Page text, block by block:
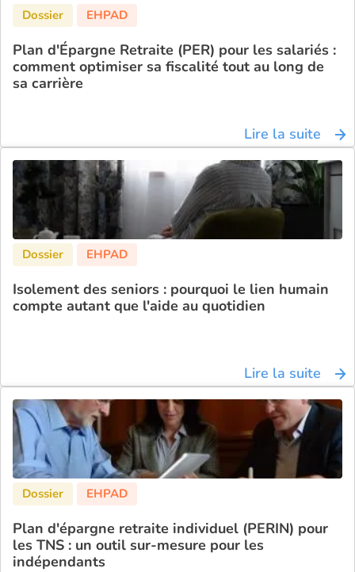
Plan d'Épargne Retraite (PER) pour les salariés :
comment optimiser sa fiscalité tout au long de
sa carrière
Lire la suite
Isolement des seniors : pourquoi le lien humain
compte autant que l'aide au quotidien
Lire la suite
Plan d'épargne retraite individuel (PERIN) pour
les TNS : un outil sur-mesure pour les
indépendants